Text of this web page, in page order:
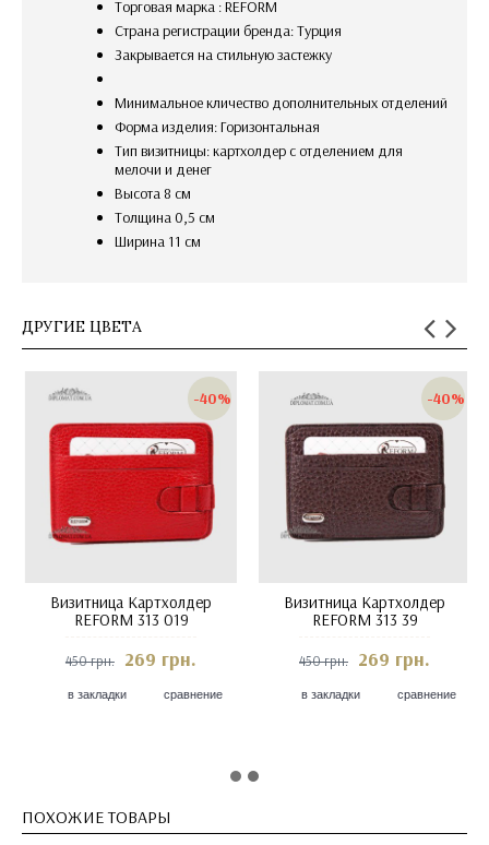
Торговая марка : REFORM
Страна регистрации бренда: Турция
закрывается на стильную застежку
Минимальное кличество дополнительных отделений
Форма изделия: Горизонтальная
Тип визитницы: картхолдер с отделением для
мелочи и денег
Высота 8 см
Толщина 0,5 см
Ширина 11 см
ДРУГИЕ ЦВЕТА
-40%
Визитница Картхолдер
REFORM 313 011 Black
450 грн. 269 грн.
в закладки сравнение
-40%
Визитница Картхолдер
REFORM 313 019
450 грн. 269 грн.
в закладки сравнение
ПОХОЖИЕ ТОВАРЫ